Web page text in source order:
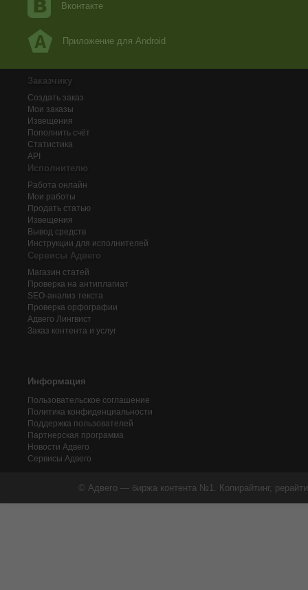
Вконтакте
Приложение для Android
Заказчику
Создать заказ
Мои заказы
Извещения
Пополнить счёт
Статистика
API
Исполнителю
Работа онлайн
Мои работы
Продать статью
Извещения
Вывод средств
Инструкции для исполнителей
Сервисы Адвего
Магазин статей
Проверка на антиплагиат
SEO-анализ текста
Проверка орфографии
Адвего Лингвист
Заказ контента и услуг
Информация
Пользовательское соглашение
Политика конфиденциальности
Поддержка пользователей
Партнерская программа
Новости Адвего
Сервисы Адвего
© Адвего — биржа контента №1. Копирайтинг,